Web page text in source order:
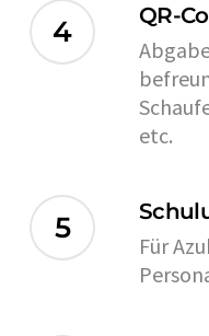
4 QR-
etc.
5
Für